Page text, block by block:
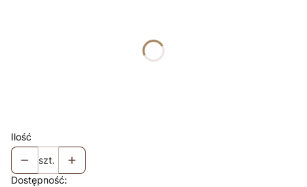
Ilość
szt.
Dostępność: